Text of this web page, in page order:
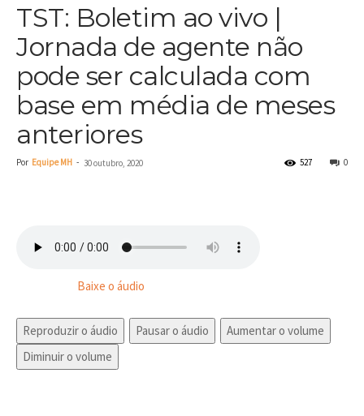
TST: Boletim ao vivo |
Jornada de agente não
pode ser calculada com
base em média de meses
anteriores
Por Equipe MH - 30 outubro, 2020 0
527
Baixe o áudio
Reproduzir o áudio Pausar o áudio
Aumentar o volume
Diminuir o volume